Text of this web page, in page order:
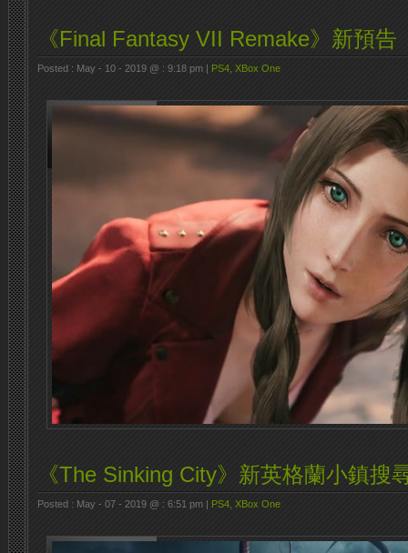
《Final Fantasy VII Remake》新預告
Posted : May - 10 - 2019 @ : 9:18 pm | PS4 XBox One
《The Sinking City》新英格蘭小鎮搜
Posted : May - 07 - 2019 @ : 6:51 pm | PS4 XBox One